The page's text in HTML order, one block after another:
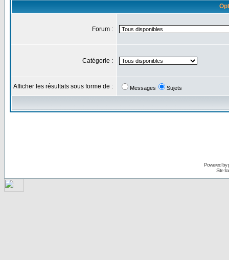
Forum :
Catégorie :
Afficher les résultats sous forme de : Messages Sujets
Powered by
Site